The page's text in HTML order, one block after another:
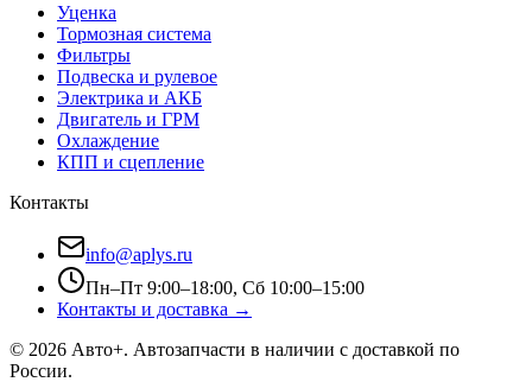
Уценка
Тормозная система
Фильтры
Подвеска и рулевое
Электрика и АКБ
Двигатель и ГРМ
Охлаждение
КПП и сцепление
Контакты
info@aplys.ru
Пн–Пт 9:00–18:00, Сб 10:00–15:00
Контакты и доставка →
© 2026 Авто+. Автозапчасти в наличии с доставкой по
России.